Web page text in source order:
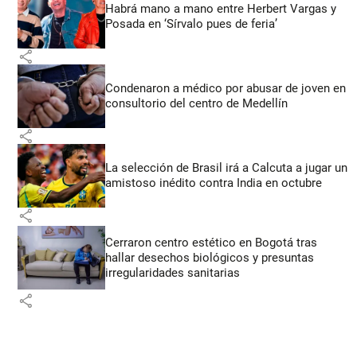
Habrá mano a mano entre Herbert Vargas y
Posada en ‘Sírvalo pues de feria’
share
Condenaron a médico por abusar de joven en
consultorio del centro de Medellín
share
La selección de Brasil irá a Calcuta a jugar un
amistoso inédito contra India en octubre
share
Cerraron centro estético en Bogotá tras
hallar desechos biológicos y presuntas
irregularidades sanitarias
share